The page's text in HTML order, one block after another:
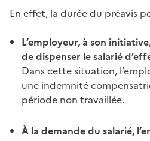
En effet, la durée du préavis
L’employeur, à son
de dispenser le salarié
Dans cette situation,
une indemnité
période non travaillée.
À la demande du salarié,